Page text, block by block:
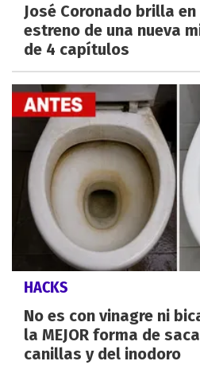
José Coronado brilla
estreno de una nueva
de 4 capítulos
HACKS
No es con vinagre ni
la MEJOR forma de
canillas y del inodoro